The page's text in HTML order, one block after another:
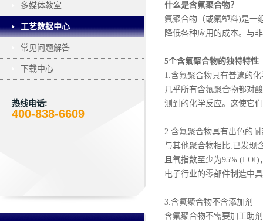
多媒体教室
工艺数据中心
常见问题解答
下载中心
热线电话:
400-838-6609
什么是含氟聚合物？
氟聚合物（或氟塑料)是一
降低各种应用的成本。与
5个含氟聚合物的独特特性
1.含氟聚合物具有普遍的
几乎所有含氟聚合物都对
测到的化学反应。这使它
2.含氟聚合物具有出色的耐
与其他聚合物相比,已发现
且氧指数至少为95%
电子行业的零部件制造中
3.含氟聚合物不含添加剂
含氟聚合物不需要加工助剂